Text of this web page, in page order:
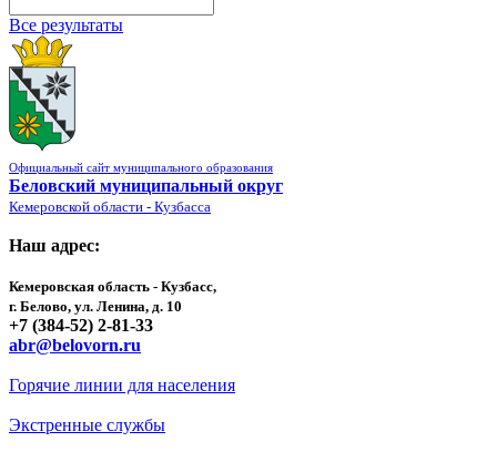
Все результаты
Официальный сайт муниципального образования
Беловский муниципальный округ
Кемеровской области - Кузбасса
Наш адрес:
Кемеровская область - Кузбасс,
г. Белово, ул. Ленина, д. 10
+7 (384-52) 2-81-33
abr@belovorn.ru
Горячие линии для населения
Экстренные службы